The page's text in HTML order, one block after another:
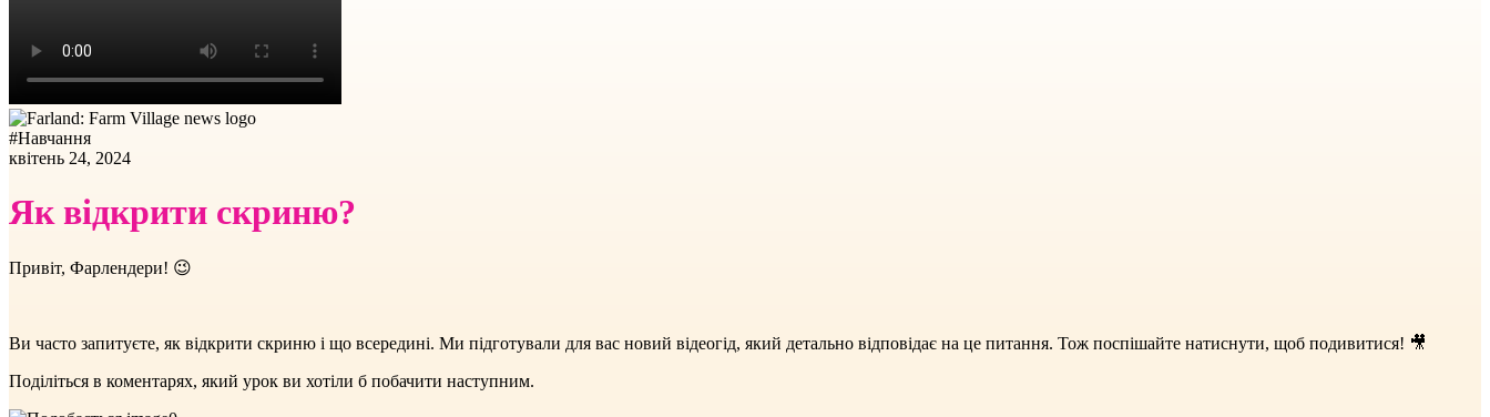
#Навчання
квітень 24, 2024
Як відкрити скриню?
Привіт, Фарлендери! 😉
Ви часто запитуєте, як відкрити скриню і що всередині. Ми підготували для вас новий відеогід, який детально відповідає на це питання. Тож поспішайте натиснути, щоб подивитися! 🎥
Поділіться в коментарях, який урок ви хотіли б побачити наступним.